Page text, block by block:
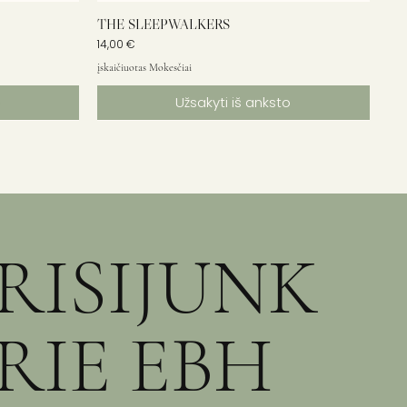
THE SLEEPWALKERS
Kaina
14,00 €
įskaičiuotas Mokesčiai
Užsakyti iš anksto
EBH